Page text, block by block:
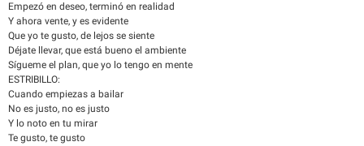
Empezó en deseo, terminó en realidad
Y ahora vente, y es evidente
Que yo te gusto, de lejos se siente
Déjate llevar, que está bueno el ambiente
Sígueme el plan, que yo lo tengo en mente
ESTRIBILLO:
Cuando empiezas a bailar
No es justo, no es justo
Y lo noto en tu mirar
Te gusto, te gusto